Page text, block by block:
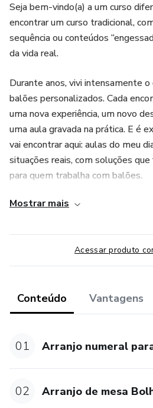
Seja bem-vindo(a) a um curso
encontrar um curso tradicional,
sequência ou conteúdos
da vida real.
Durante anos, vivi intensamente
balões personalizados. Cada
uma nova experiência, um novo
uma aula gravada na prática. E é
vai encontrar aqui: aulas do meu
situações reais, com soluções
para quem trabalha com balões.
São dicas, técnicas, truques e
todos os dias. Não é conteúdo
de quem realmente faz.
aula é única e independente,
diferente dentro do universo dos
Você vai aprender sobre:
🎈 Arranjos de mesa
🎈 Balões com gás hélio
Mostrar mais
Acessar produto
Conteúdo Vantagens
01 Arranjo numeral
02 Arranjo de mesa